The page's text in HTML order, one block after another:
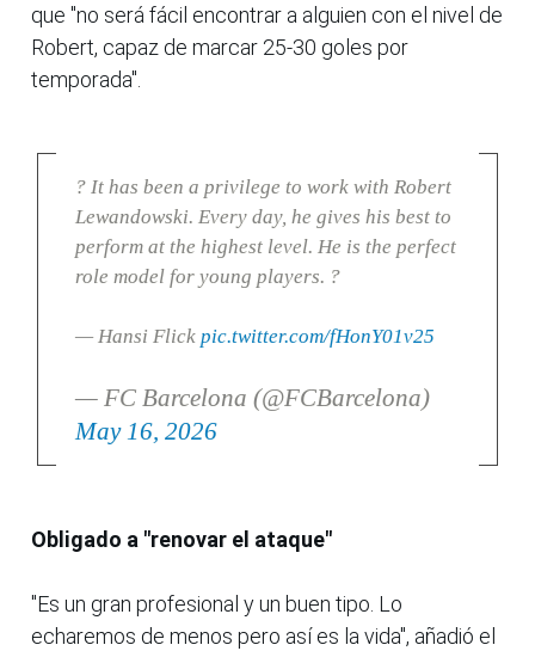
que "no será fácil encontrar a alguien con el nivel de
Robert, capaz de marcar 25-30 goles por
temporada".
? It has been a privilege to work with Robert
Lewandowski. Every day, he gives his best to
perform at the highest level. He is the perfect
role model for young players. ?
— Hansi Flick pic.twitter.com/fHonY01v25
— FC Barcelona (@FCBarcelona)
May 16, 2026
Obligado a "renovar el ataque"
"Es un gran profesional y un buen tipo. Lo
echaremos de menos pero así es la vida", añadió el